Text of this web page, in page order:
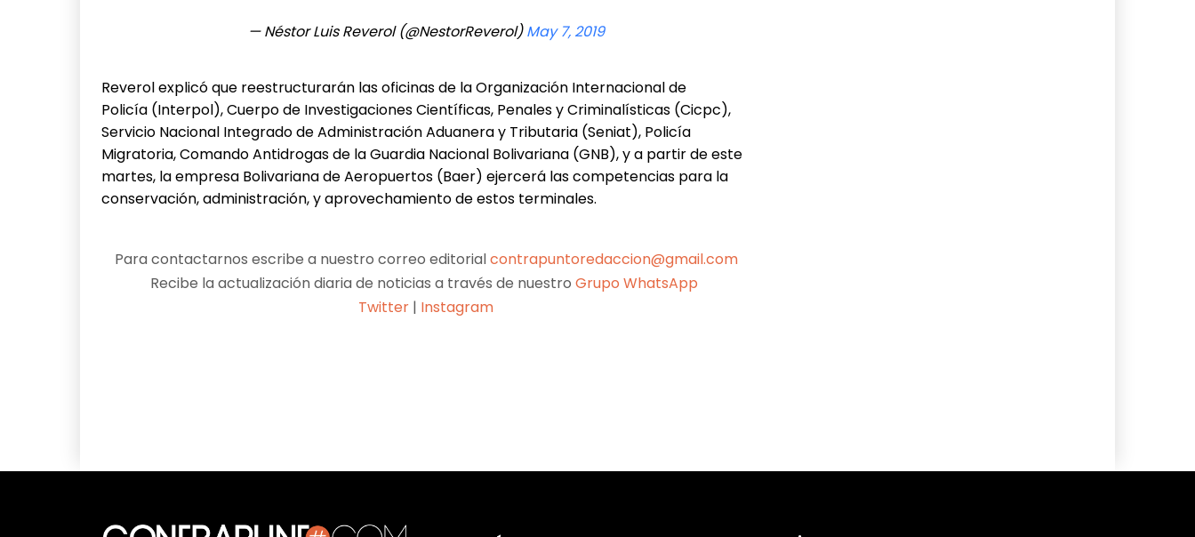
— Néstor Luis Reverol (@NestorReverol)May 7, 2019
Reverol explicó que reestructurarán las oficinas de la Organización Internacional de
Policía (Interpol), Cuerpo de Investigaciones Científicas, Penales y Criminalísticas (Cicpc),
Servicio Nacional Integrado de Administración Aduanera y Tributaria (Seniat), Policía
Migratoria, Comando Antidrogas de la Guardia Nacional Bolivariana (GNB), y a partir de este
martes, la empresa Bolivariana de Aeropuertos (Baer) ejercerá las competencias para la
conservación, administración, y aprovechamiento de estos terminales.
Para contactarnos escribe a nuestro correo editorialcontrapuntoredaccion@gmail.com
Recibe la actualización diaria de noticias a través de nuestroGrupo WhatsApp
Twitter | Instagram